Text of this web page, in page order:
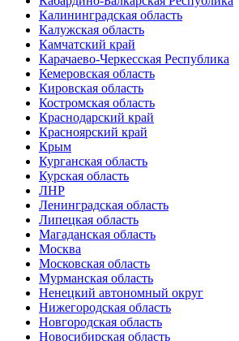
Калининградская область
Калужская область
Камчатский край
Карачаево-Черкесская Республика
Кемеровская область
Кировская область
Костромская область
Краснодарский край
Красноярский край
Крым
Курганская область
Курская область
ЛНР
Ленинградская область
Липецкая область
Магаданская область
Москва
Московская область
Мурманская область
Ненецкий автономный округ
Нижегородская область
Новгородская область
Новосибирская область